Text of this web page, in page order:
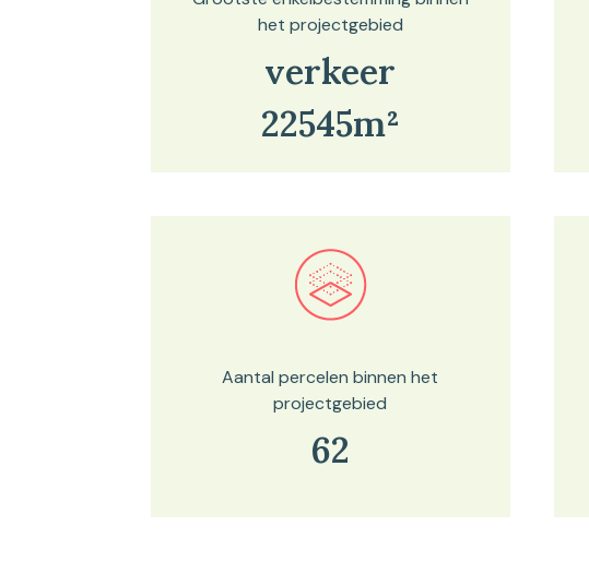
het projectgebied
verkeer
22545m²
Bekijk in onze kaartviewer
Aantal percelen binnen het
projectgebied
62